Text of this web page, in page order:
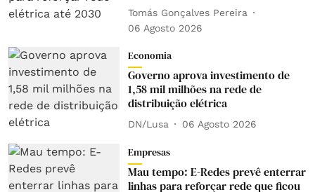
Tomás Gonçalves Pereira
06 Agosto 2026
Economia
Governo aprova investimento de
1,58 mil milhões na rede de
distribuição elétrica
DN/Lusa 06 Agosto 2026
Empresas
Mau tempo: E-Redes prevê enterrar
linhas para reforçar rede que ficou